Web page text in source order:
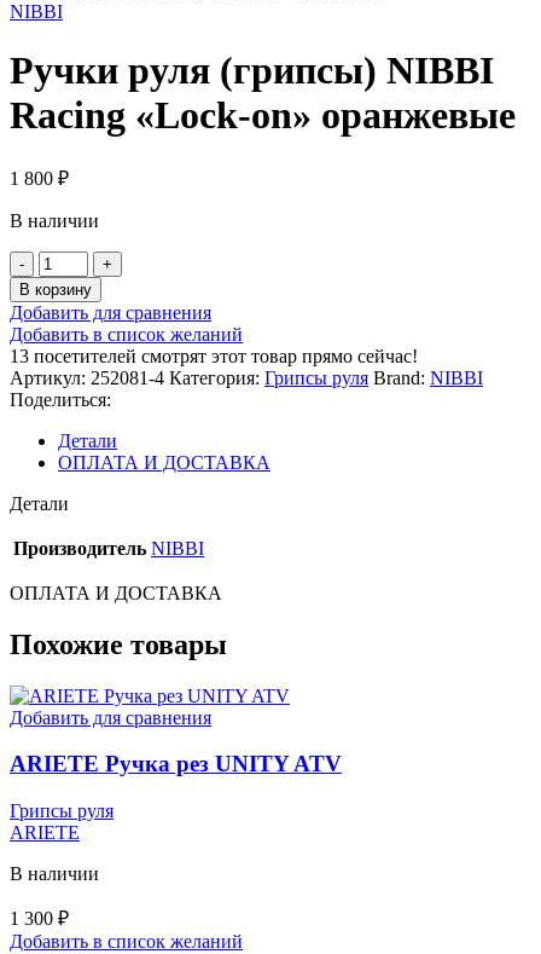
NIBBI
Ручки руля (грипсы) NIBBI
Racing «Lock-on» оранжевые
1 800 ₽
В наличии
Количество
товара
Ручки
руля
(грипсы)
NIBBI
Racing
"Lock-
on"
оранжевые
В корзину
Добавить для сравнения
Добавить в список желаний
13 посетителей смотрят этот товар прямо сейчас!
Артикул: 252081-4 Категория: Грипсы руля Brand: NIBBI
Поделиться:
Детали
ОПЛАТА И ДОСТАВКА
Детали
Производитель NIBBI
ОПЛАТА И ДОСТАВКА
Похожие товары
Добавить для сравнения
ARIETE Ручка рез UNITY ATV
Грипсы руля
ARIETE
В наличии
1 300 ₽
Добавить в список желаний